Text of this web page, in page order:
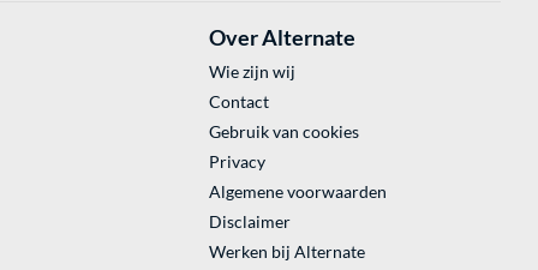
Over Alternate
Wie zijn wij
Contact
Gebruik van cookies
Privacy
Algemene voorwaarden
Disclaimer
Werken bij Alternate